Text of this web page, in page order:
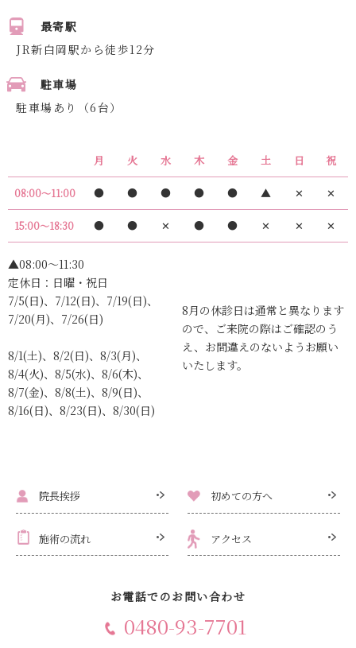
院長挨拶 初めての方へ
施術の流れ アクセス
最寄駅
JR新白岡駅から徒歩12分
駐車場
駐車場あり（6台）
月 火 水 木 金 土 日 祝
08:00〜11:00 ● ● ● ● ● ▲ ✕ ✕
15:00〜18:30 ● ● ✕ ● ● ✕ ✕ ✕
▲08:00〜11:30
定休日：日曜・祝日
7/5(日)、7/12(日)、7/19(日)、
7/20(月)、7/26(日)
8/1(土)、8/2(日)、8/3(月)、
8/4(火)、8/5(水)、8/6(木)、
8/7(金)、8/8(土)、8/9(日)、
8/16(日)、8/23(日)、8/30(日)
8月の休診日は通常と異なります
ので、ご来院の際はご確認のう
え、お間違えのないようお願い
いたします。
お電話でのお問い合わせ
0480-93-7701